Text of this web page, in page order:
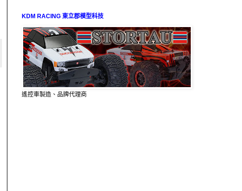
KDM RACING 東立郡模型科技
遙控車製造、品牌代理商